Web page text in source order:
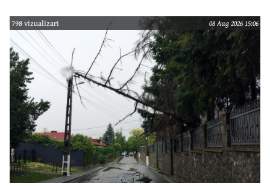
798 vizualizari 08 Aug 2026 15:06